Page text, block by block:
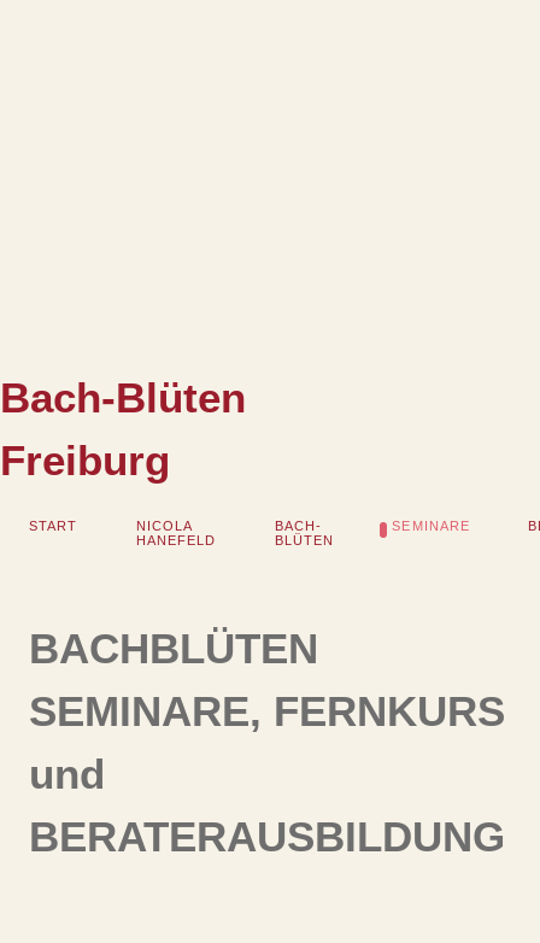
Bach-Blüten
Freiburg
START
NICOLA
HANEFELD
BACH-
BLÜTEN
SEMINARE
BACHBLÜTEN
SEMINARE, FERNKURS
und
BERATERAUSBILDUNG